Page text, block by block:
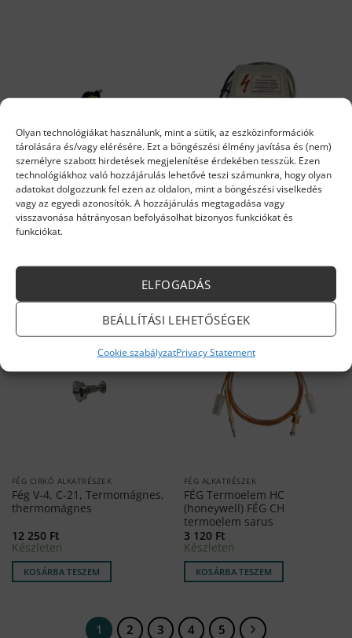
Olyan technológiákat használunk, mint a sütik, az eszközinformációk
tárolására és/vagy elérésére. Ezt a böngészési élmény javítása és (nem)
személyre szabott hirdetések megjelenítése érdekében tesszük. Ezen
technológiákhoz való hozzájárulás lehetővé teszi számunkra, hogy olyan
adatokat dolgozzunk fel ezen az oldalon, mint a böngészési viselkedés
vagy az egyedi azonosítók. A hozzájárulás megtagadása vagy
visszavonása hátrányosan befolyásolhat bizonyos funkciókat és
funkciókat.
ELFOGADÁS
BEÁLLÍTÁSI LEHETŐSÉGEK
Cookie szabályzatPrivacy Statement
FÉG CIRKÓ ALKATRÉSZEK
Fég C-21 Biztonsági
termosztát (Stemcó) 95C`
7 609Ft
KOSÁRBA TESZEM
FÉG CIRKÓ ALKATRÉSZEK
Reteszelő kazán és
vízmelegítő közé
KOSÁRBA TESZEM
FÉG CIRKÓ ALKATRÉSZEK
Fég V-4, C-21, Termomágnes,
thermomágnes
12 250 Ft
Készleten
KOSÁRBA TESZEM
FÉG ALKATRÉSZEK
FÉG Termoelem HC
(honeywell) FÉG CH
termoelem sarus
3 120 Ft
Készleten
KOSÁRBA TESZEM
1 2 3 4 5